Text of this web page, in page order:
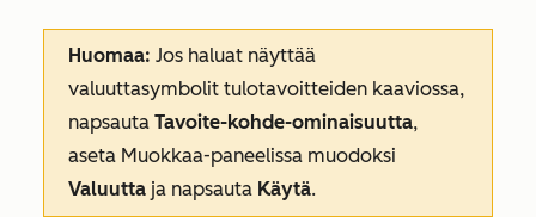
Huomaa: Jos haluat näyttää
valuuttasymbolit tulotavoitteiden kaaviossa,
napsauta Tavoite-kohde-ominaisuutta,
aseta Muokkaa-paneelissa muodoksi
Valuutta ja napsauta Käytä.